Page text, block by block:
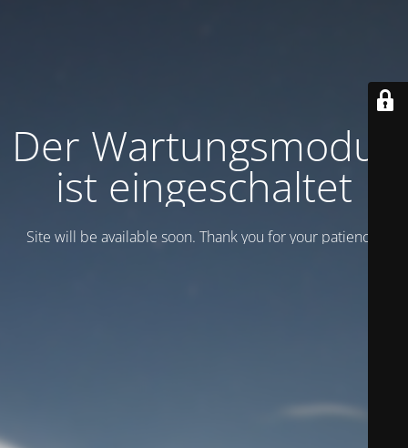
Der Wartungsmodus
ist eingeschaltet
Site will be available soon. Thank you for your patience!